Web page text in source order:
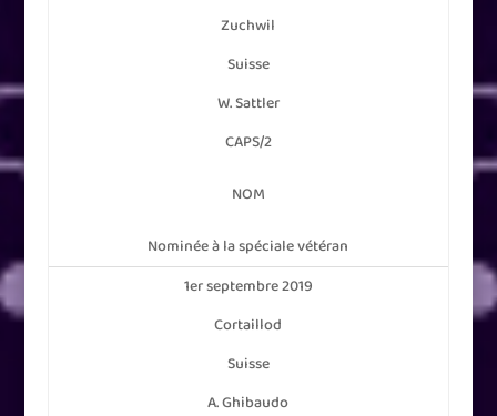
Zuchwil
Suisse
W. Sattler
CAPS/2
NOM
Nominée à la spéciale vétéran
1er septembre 2019
Cortaillod
Suisse
A. Ghibaudo